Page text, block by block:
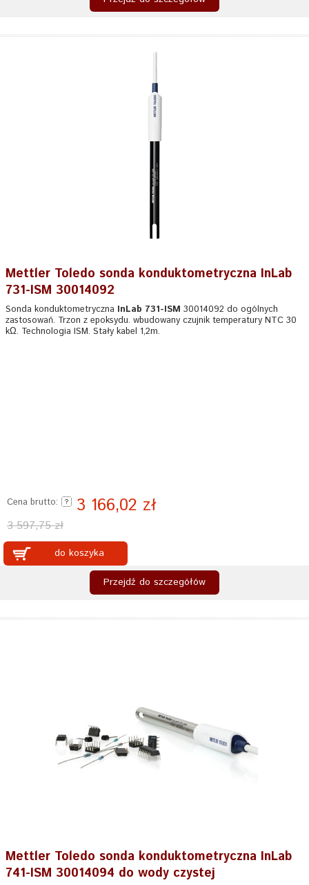
Mettler Toledo sonda konduktometryczna InLab
731-ISM 30014092
Sonda konduktometryczna InLab 731-ISM 30014092 do ogólnych
zastosowań. Trzon z epoksydu. wbudowany czujnik temperatury NTC 30
kΩ. Technologia ISM. Stały kabel 1,2m.
Cena brutto: 3 166,02 zł
3 597,75 zł
do koszyka
Przejdź do szczegółów
Mettler Toledo sonda konduktometryczna InLab
741-ISM 30014094 do wody czystej